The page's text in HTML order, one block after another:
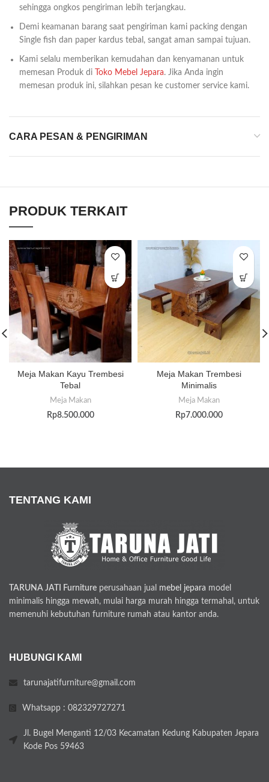
sehingga ongkos pengiriman lebih terjangkau.
Demi keamanan barang saat pengiriman kami packing dengan
Single fish dan paper kardus tebal, sangat aman sampai tujuan.
Kami selalu memberikan kemudahan dan kenyamanan untuk
memesan Produk di
Toko Mebel Jepara. Jika Anda ingin
memesan produk ini, silahkan pesan ke customer service kami.
CARA PESAN & PENGIRIMAN
PRODUK TERKAIT
Meja Makan Kayu Trembesi
Tebal
Meja Makan
Rp8.500.000
Meja Makan Trembesi
Minimalis
Meja Makan
Rp7.000.000
TENTANG KAMI
TARUNA JATI Furniture perusahaan jual mebel jepara model
minimalis hingga mewah, mulai harga murah hingga termahal, untuk
memenuhi kebutuhan furniture rumah atau kantor anda.
HUBUNGI KAMI
tarunajatifurniture@gmail.com
Whatsapp : 082329727271
Jl. Bugel Menganti 12/03 Kecamatan Kedung Kabupaten Jepara
Kode Pos 59463